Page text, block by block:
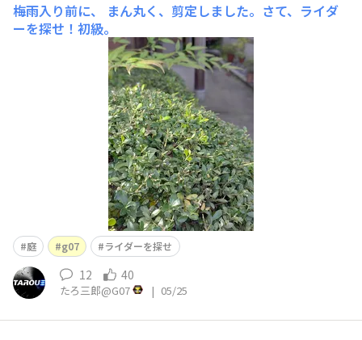
梅雨入り前に、
まん丸く、剪定しました。さて、ライダ
ーを探せ！初級。
庭 g07 ライダーを探せ
12 40
たろ三郎@G07 | 05/25